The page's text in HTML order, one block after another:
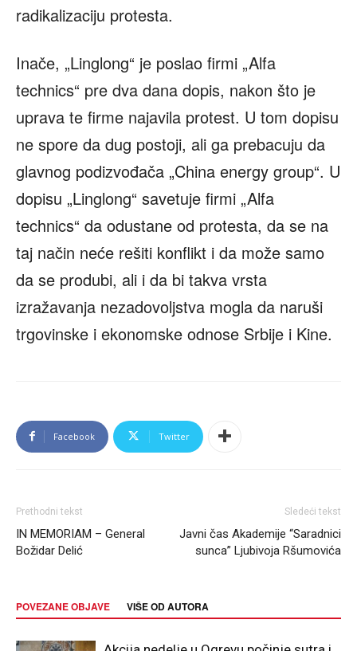
radikalizaciju protesta.
Inače, „Linglong“ je poslao firmi „Alfa
technics“ pre dva dana dopis, nakon što je
uprava te firme najavila protest. U tom dopisu
ne spore da dug postoji, ali ga prebacuju da
glavnog podizvođača „China energy group“. U
dopisu „Linglong“ savetuje firmi „Alfa
technics“ da odustane od protesta, da se na
taj način neće rešiti konflikt i da može samo
da se produbi, ali i da bi takva vrsta
izražavanja nezadovoljstva mogla da naruši
trgovinske i ekonomske odnose Srbije i Kine.
Facebook Twitter
Prethodni tekst
IN MEMORIAM – General
Božidar Delić
Sledeći tekst
Javni čas Akademije “Saradnici
sunca” Ljubivoja Ršumovića
POVEZANE OBJAVE VIŠE OD AUTORA